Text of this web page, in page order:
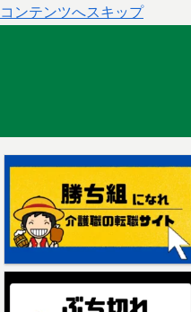
コンテンツへスキップ